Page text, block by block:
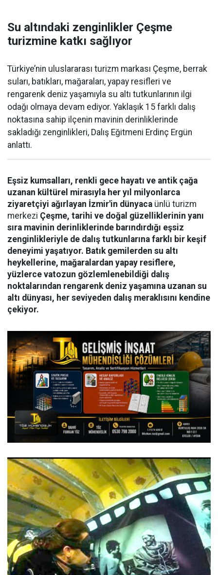
Su altındaki zenginlikler Çeşme
turizmine katkı sağlıyor
Türkiye’nin uluslararası turizm markası Çeşme, berrak
suları, batıkları, mağaraları, yapay resifleri ve
rengarenk deniz yaşamıyla su altı tutkunlarının ilgi
odağı olmaya devam ediyor. Yaklaşık 15 farklı dalış
noktasına sahip ilçenin mavinin derinliklerinde
sakladığı zenginlikleri, Dalış Eğitmeni Erdinç Ergün
anlattı.
Eşsiz kumsalları, renkli gece hayatı ve antik çağa
uzanan kültürel mirasıyla her yıl milyonlarca
ziyaretçiyi ağırlayan İzmir'in dünyaca ünlü turizm
merkezi Çeşme, tarihi ve doğal güzelliklerinin yanı
sıra mavinin derinliklerinde barındırdığı eşsiz
zenginlikleriyle de dalış tutkunlarına farklı bir keşif
deneyimi yaşatıyor. Batık gemilerden su altı
heykellerine, mağaralardan yapay resiflere,
yüzlerce vatozun gözlemlenebildiği dalış
noktalarından rengarenk deniz yaşamına uzanan su
altı dünyası, her seviyeden dalış meraklısını kendine
çekiyor.